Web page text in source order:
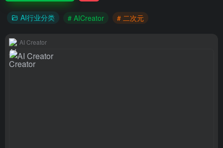
AI行业分类 # AICreator # 二次元
AI Creator